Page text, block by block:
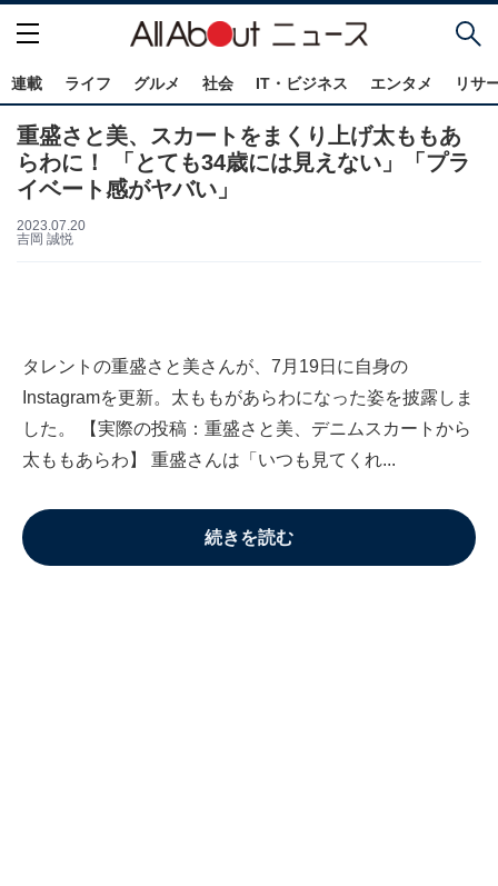
連載 ライフ グルメ 社会 IT・ビジネス エンタメ リサ
重盛さと美、スカートをまくり上げ太ももあ
らわに！ 「とても34歳には見えない」「プラ
イベート感がヤバい」
2023.07.20
吉岡 誠悦
タレントの重盛さと美さんが、7月19日に自身の
Instagramを更新。太ももがあらわになった姿を披露しま
した。 【実際の投稿：重盛さと美、デニムスカートから
太ももあらわ】 重盛さんは「いつも見てくれ...
続きを読む